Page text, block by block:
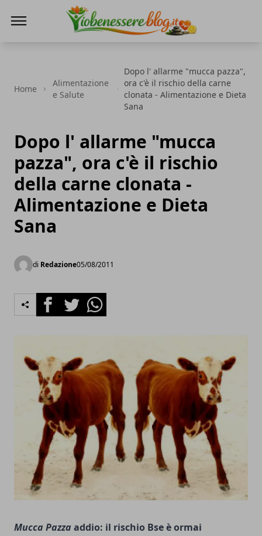
Home
Alimentazione
e Salute
Dopo l' allarme "mucca pazza",
ora c'è il rischio della carne
clonata - Alimentazione e Dieta
Sana
Dopo l' allarme "mucca
pazza", ora c'è il rischio
della carne clonata -
Alimentazione e Dieta
Sana
di Redazione05/08/2011
FacebookTwitterWhatsapp
Mucca Pazza addio: il rischio Bse è ormai